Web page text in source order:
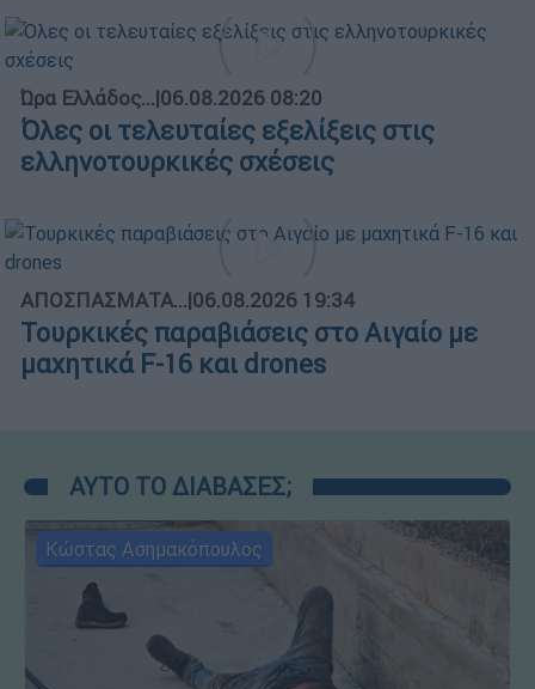
Ώρα Ελλάδος...|06.08.2026 08:20
Όλες οι τελευταίες εξελίξεις στις
ελληνοτουρκικές σχέσεις
ΑΠΟΣΠΑΣΜΑΤΑ...|06.08.2026 19:34
Τουρκικές παραβιάσεις στο Αιγαίο με
μαχητικά F-16 και drones
ΑΥΤΟ ΤΟ ΔΙΑΒΑΣΕΣ;
Κώστας Ασημακόπουλος